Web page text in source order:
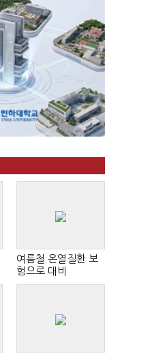
여름철 온열질환 보
험으로 대비